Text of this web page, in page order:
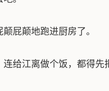
屁颠地跑进厨房了。
给江离做个饭，都得先